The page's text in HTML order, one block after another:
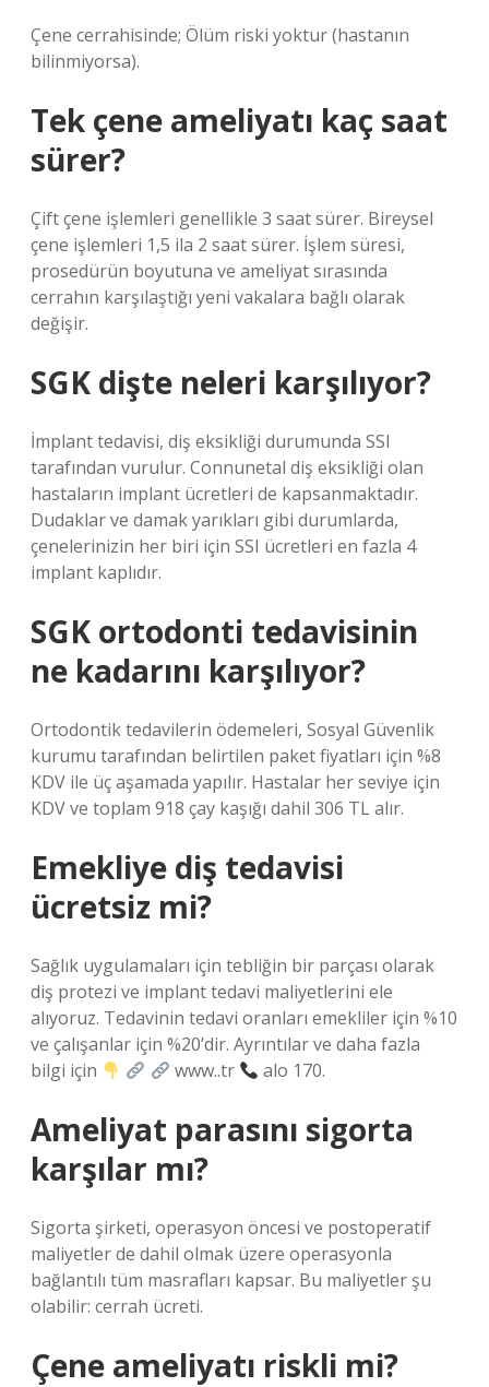
Çene cerrahisinde; Ölüm riski yoktur (hastanın
bilinmiyorsa).
Tek çene ameliyatı kaç saat
sürer?
Çift çene işlemleri genellikle 3 saat sürer. Bireysel
çene işlemleri 1,5 ila 2 saat sürer. İşlem süresi,
prosedürün boyutuna ve ameliyat sırasında
cerrahın karşılaştığı yeni vakalara bağlı olarak
değişir.
SGK dişte neleri karşılıyor?
İmplant tedavisi, diş eksikliği durumunda SSI
tarafından vurulur. Connunetal diş eksikliği olan
hastaların implant ücretleri de kapsanmaktadır.
Dudaklar ve damak yarıkları gibi durumlarda,
çenelerinizin her biri için SSI ücretleri en fazla 4
implant kaplıdır.
SGK ortodonti tedavisinin
ne kadarını karşılıyor?
Ortodontik tedavilerin ödemeleri, Sosyal Güvenlik
kurumu tarafından belirtilen paket fiyatları için %8
KDV ile üç aşamada yapılır. Hastalar her seviye için
KDV ve toplam 918 çay kaşığı dahil 306 TL alır.
Emekliye diş tedavisi
ücretsiz mi?
Sağlık uygulamaları için tebliğin bir parçası olarak
diş protezi ve implant tedavi maliyetlerini ele
alıyoruz. Tedavinin tedavi oranları emekliler için %10
ve çalışanlar için %20’dir. Ayrıntılar ve daha fazla
bilgi için
www..tr alo 170.
Ameliyat parasını sigorta
karşılar mı?
Sigorta şirketi, operasyon öncesi ve postoperatif
maliyetler de dahil olmak üzere operasyonla
bağlantılı tüm masrafları kapsar. Bu maliyetler şu
olabilir: cerrah ücreti.
Çene ameliyatı riskli mi?